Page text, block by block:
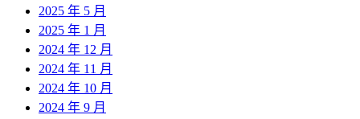
2025 年 5 月
2025 年 1 月
2024 年 12 月
2024 年 11 月
2024 年 10 月
2024 年 9 月